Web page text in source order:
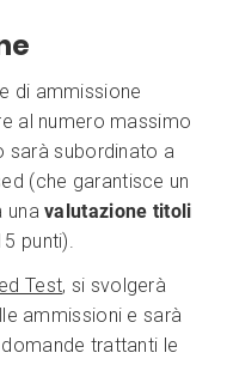
di ammissione
al numero massimo
sarà subordinato a
(che garantisce un
unavalutazione titoli
punti).
Test, si svolgerà
ammissioni e sarà
trattanti le